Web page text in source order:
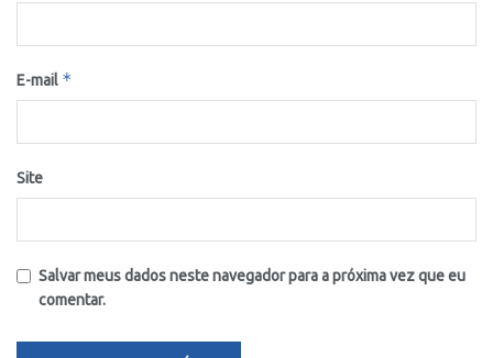
E-mail *
Site
Salvar meus dados neste navegador para a próxima vez que eu
comentar.